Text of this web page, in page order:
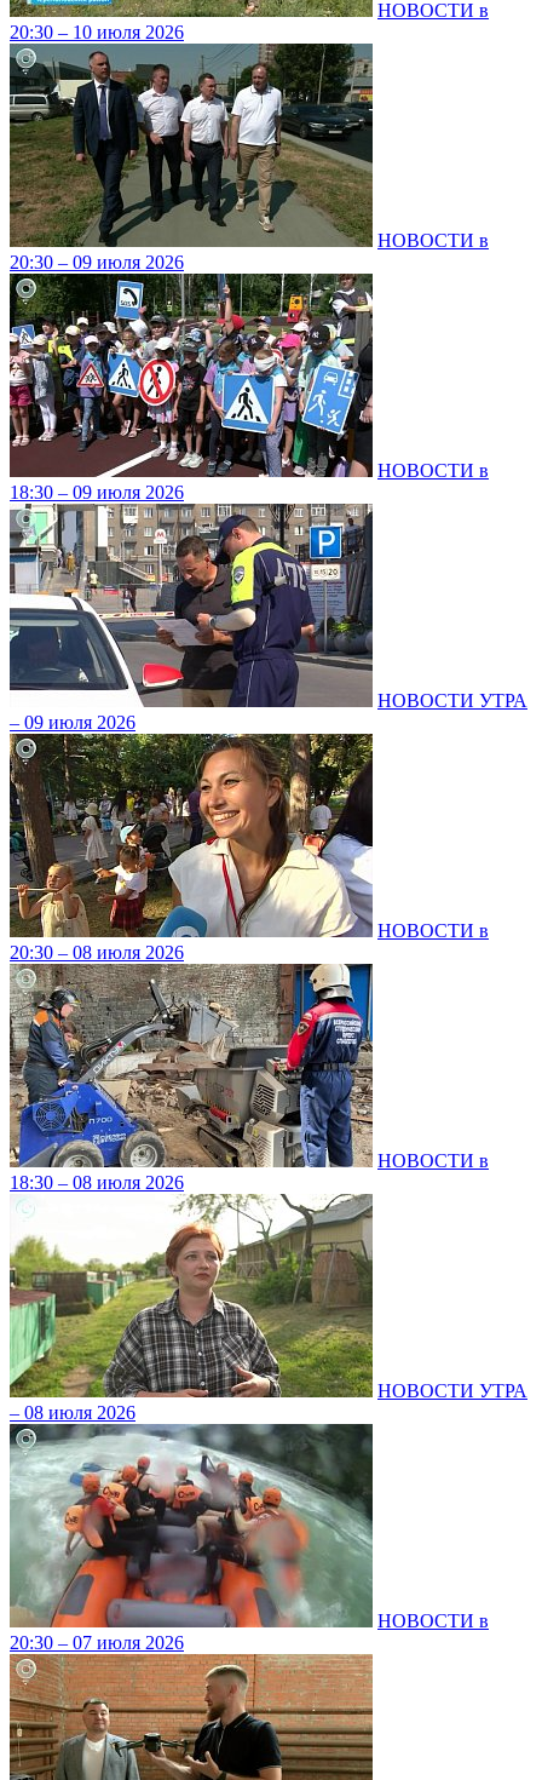
НОВОСТИ в
20:30 – 10 июля 2026
НОВОСТИ в
20:30 – 09 июля 2026
НОВОСТИ в
18:30 – 09 июля 2026
НОВОСТИ УТРА
– 09 июля 2026
НОВОСТИ в
20:30 – 08 июля 2026
НОВОСТИ в
18:30 – 08 июля 2026
НОВОСТИ УТРА
– 08 июля 2026
НОВОСТИ в
20:30 – 07 июля 2026